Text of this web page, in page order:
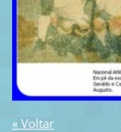
« Voltar